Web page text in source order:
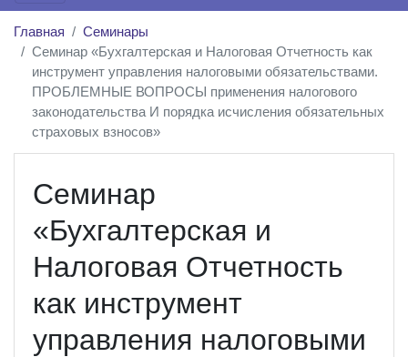
Главная
Семинары
Семинар «Бухгалтерская и Налоговая Отчетность как
инструмент управления налоговыми обязательствами.
ПРОБЛЕМНЫЕ ВОПРОСЫ применения налогового
законодательства И порядка исчисления обязательных
страховых взносов»
Семинар
«Бухгалтерская и
Налоговая Отчетность
как инструмент
управления налоговыми